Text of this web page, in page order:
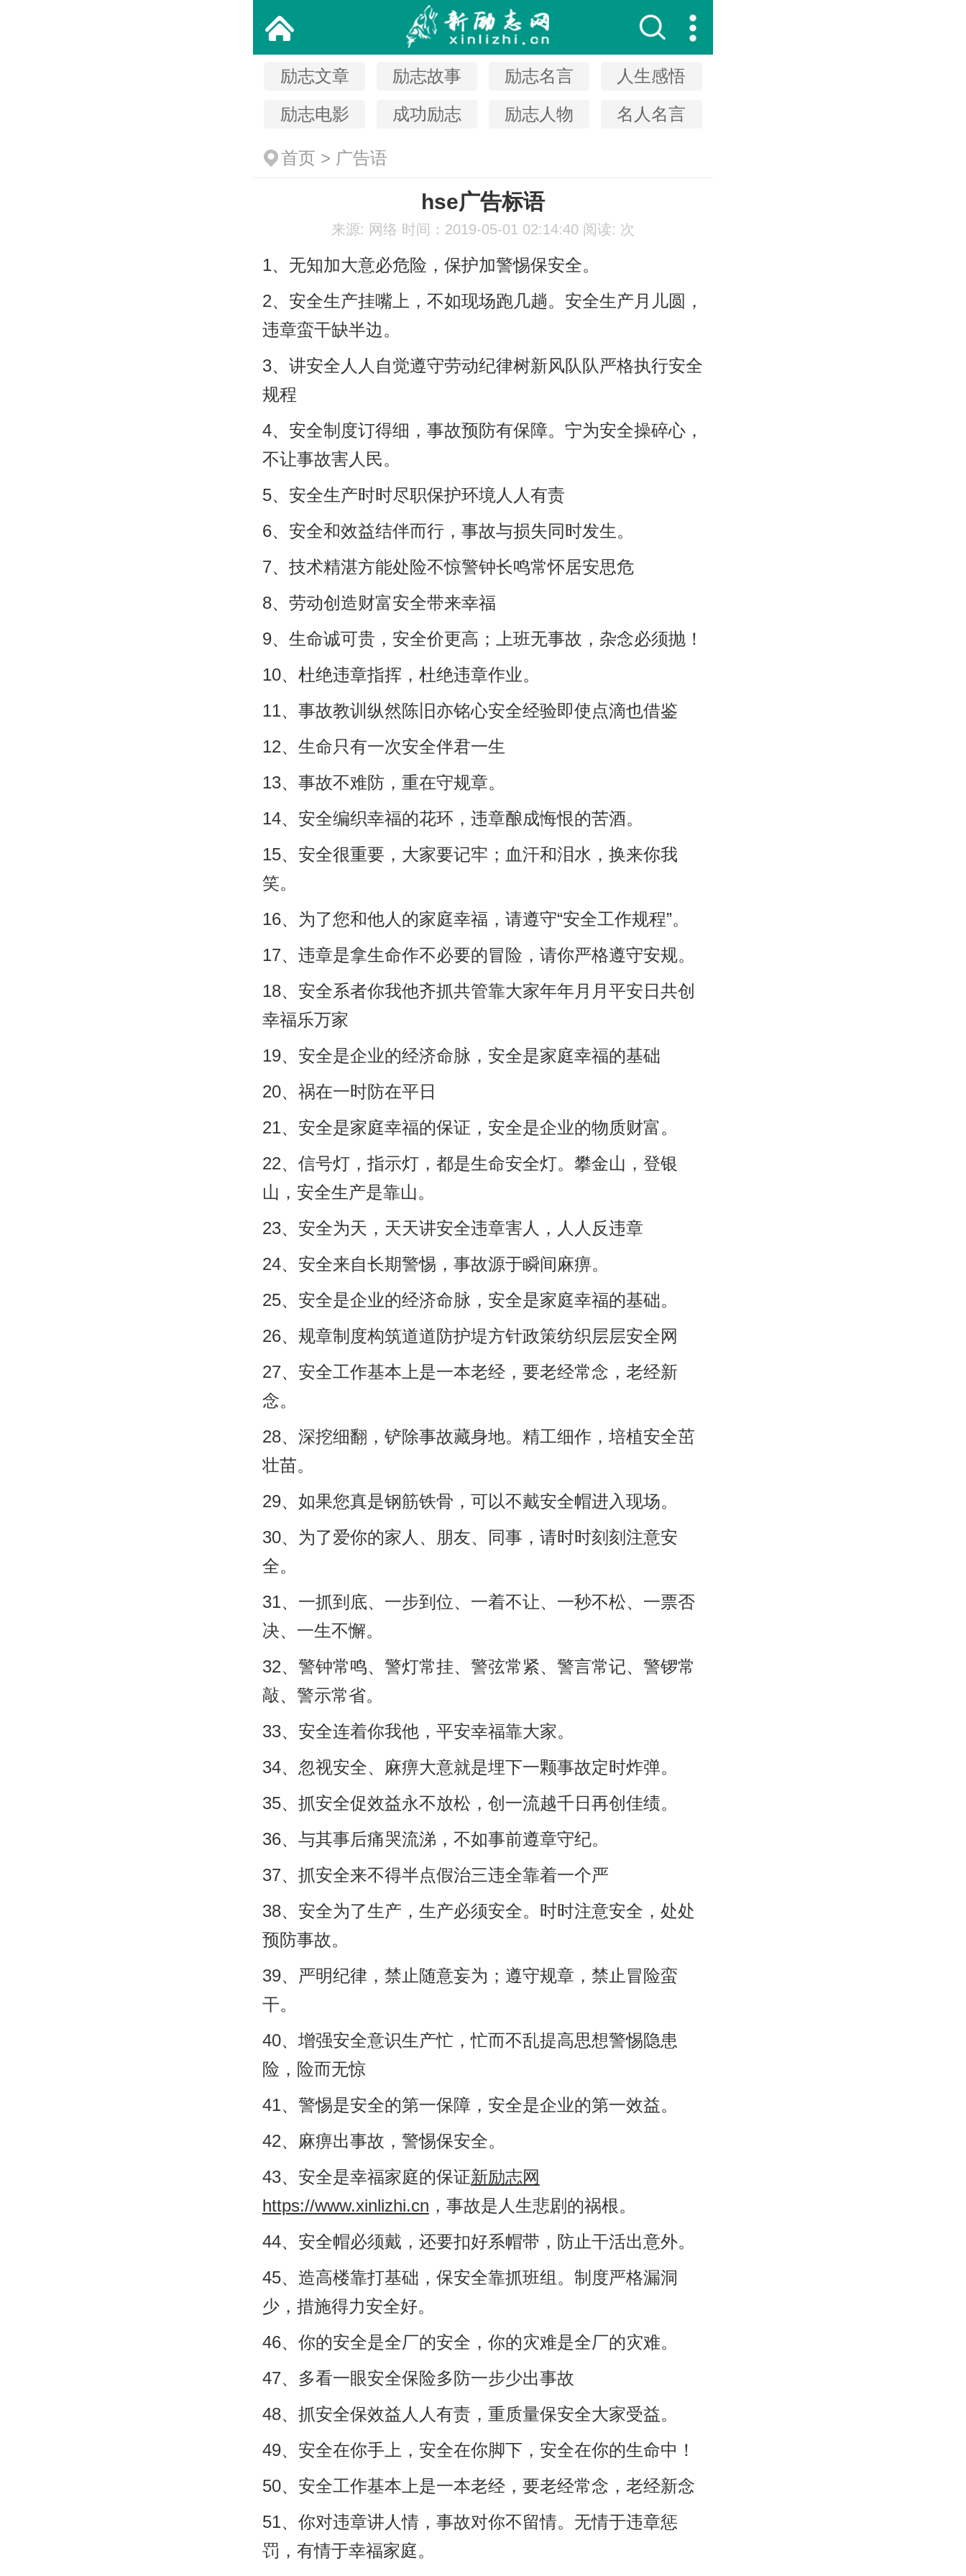
励志文章 励志故事 励志名言
人生感悟
励志电影
成功励志 励志人物 名人名言
首页 > 广告语
hse广告标语
来源: 网络 时间：2019-05-01 02:14:40 阅读: 次
1、无知加大意必危险，保护加警惕保安全。
2、安全生产挂嘴上，不如现场跑几趟。安全生产月儿圆，
违章蛮干缺半边。
3、讲安全人人自觉遵守劳动纪律树新风队队严格执行安全
规程
4、安全制度订得细，事故预防有保障。宁为安全操碎心，
不让事故害人民。
5、安全生产时时尽职保护环境人人有责
6、安全和效益结伴而行，事故与损失同时发生。
7、技术精湛方能处险不惊警钟长鸣常怀居安思危
8、劳动创造财富安全带来幸福
9、生命诚可贵，安全价更高；上班无事故，杂念必须抛！
10、杜绝违章指挥，杜绝违章作业。
11、事故教训纵然陈旧亦铭心安全经验即使点滴也借鉴
12、生命只有一次安全伴君一生
13、事故不难防，重在守规章。
14、安全编织幸福的花环，违章酿成悔恨的苦酒。
15、安全很重要，大家要记牢；血汗和泪水，换来你我
笑。
16、为了您和他人的家庭幸福，请遵守“安全工作规程”。
17、违章是拿生命作不必要的冒险，请你严格遵守安规。
18、安全系者你我他齐抓共管靠大家年年月月平安日共创
幸福乐万家
19、安全是企业的经济命脉，安全是家庭幸福的基础
20、祸在一时防在平日
21、安全是家庭幸福的保证，安全是企业的物质财富。
22、信号灯，指示灯，都是生命安全灯。攀金山，登银
山，安全生产是靠山。
23、安全为天，天天讲安全违章害人，人人反违章
24、安全来自长期警惕，事故源于瞬间麻痹。
25、安全是企业的经济命脉，安全是家庭幸福的基础。
26、规章制度构筑道道防护堤方针政策纺织层层安全网
27、安全工作基本上是一本老经，要老经常念，老经新
念。
28、深挖细翻，铲除事故藏身地。精工细作，培植安全茁
壮苗。
29、如果您真是钢筋铁骨，可以不戴安全帽进入现场。
30、为了爱你的家人、朋友、同事，请时时刻刻注意安
全。
31、一抓到底、一步到位、一着不让、一秒不松、一票否
决、一生不懈。
32、警钟常鸣、警灯常挂、警弦常紧、警言常记、警锣常
敲、警示常省。
33、安全连着你我他，平安幸福靠大家。
34、忽视安全、麻痹大意就是埋下一颗事故定时炸弹。
35、抓安全促效益永不放松，创一流越千日再创佳绩。
36、与其事后痛哭流涕，不如事前遵章守纪。
37、抓安全来不得半点假治三违全靠着一个严
38、安全为了生产，生产必须安全。时时注意安全，处处
预防事故。
39、严明纪律，禁止随意妄为；遵守规章，禁止冒险蛮
干。
40、增强安全意识生产忙，忙而不乱提高思想警惕隐患
险，险而无惊
41、警惕是安全的第一保障，安全是企业的第一效益。
42、麻痹出事故，警惕保安全。
43、安全是幸福家庭的保证新励志网
https://www.xinlizhi.cn ，事故是人生悲剧的祸根。
44、安全帽必须戴，还要扣好系帽带，防止干活出意外。
45、造高楼靠打基础，保安全靠抓班组。制度严格漏洞
少，措施得力安全好。
46、你的安全是全厂的安全，你的灾难是全厂的灾难。
47、多看一眼安全保险多防一步少出事故
48、抓安全保效益人人有责，重质量保安全大家受益。
49、安全在你手上，安全在你脚下，安全在你的生命中！
50、安全工作基本上是一本老经，要老经常念，老经新念
51、你对违章讲人情，事故对你不留情。无情于违章惩
罚，有情于幸福家庭。